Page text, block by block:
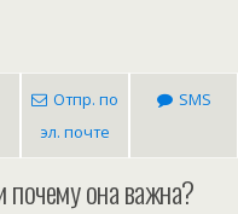
Отпр. по
эл. почте
SMS
почему она важна?